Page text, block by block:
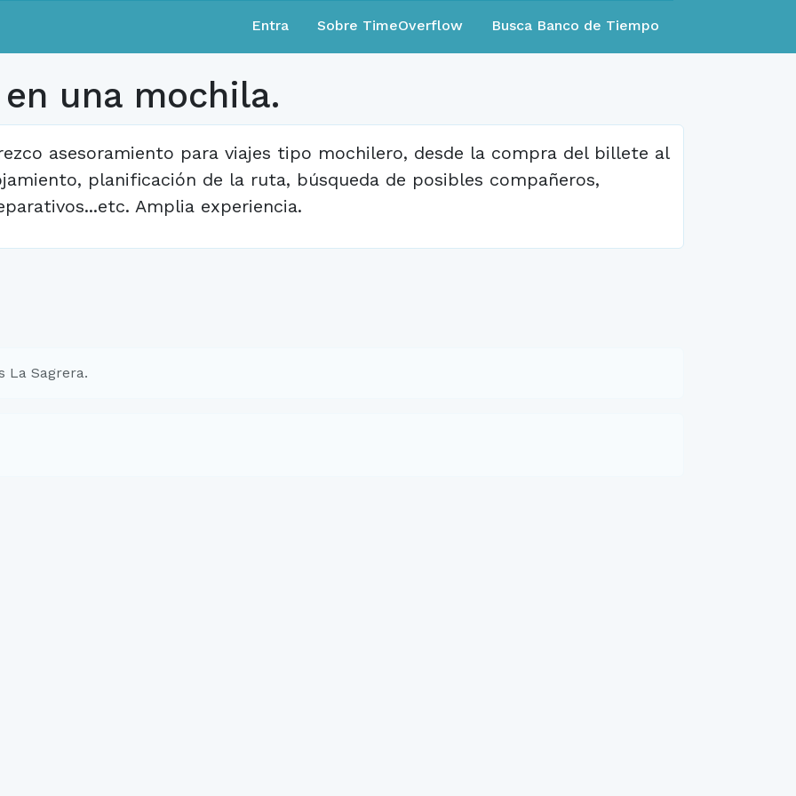
Entra Sobre TimeOverflow Busca Banco de Tiempo
una mochila.
asesoramiento para viajes tipo mochilero, desde la compra del billete al
planificación de la ruta, búsqueda de posibles compañeros,
Amplia experiencia.
La Sagrera.